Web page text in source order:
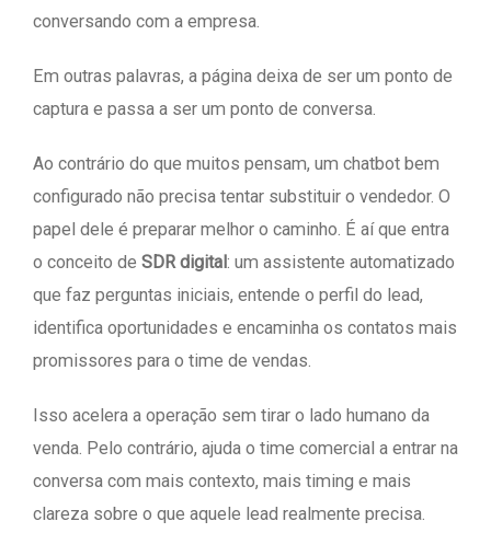
conversando com a empresa.
Em outras palavras, a página deixa de ser um ponto de
captura e passa a ser um ponto de conversa.
Ao contrário do que muitos pensam, um chatbot bem
configurado não precisa tentar substituir o vendedor. O
papel dele é preparar melhor o caminho. É aí que entra
o conceito de SDR digital : um assistente automatizado
que faz perguntas iniciais, entende o perfil do lead,
identifica oportunidades e encaminha os contatos mais
promissores para o time de vendas.
Isso acelera a operação sem tirar o lado humano da
venda. Pelo contrário, ajuda o time comercial a entrar na
conversa com mais contexto, mais timing e mais
clareza sobre o que aquele lead realmente precisa.